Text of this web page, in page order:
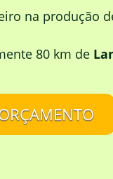
na produção
80 km de